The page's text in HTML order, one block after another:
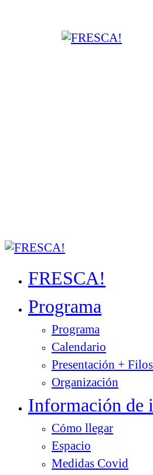
FRESCA!
Programa
Programa
Calendario
Presentación +
Organización
Información de
Cómo llegar
Espacio
Medidas Covid